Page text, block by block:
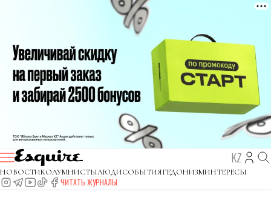
KZ
НОВОСТИКОЛУМНИСТЫЛЮДИСОБЫТИЯГЕДОНИЗМИНТЕРЕСЫ
ЧИТАТЬ ЖУРНАЛЫ